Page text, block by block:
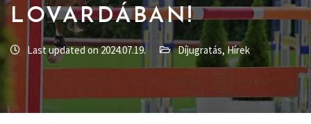
LOVARDÁBAN!
Last updated on 2024.07.19. Díjugratás, Hírek